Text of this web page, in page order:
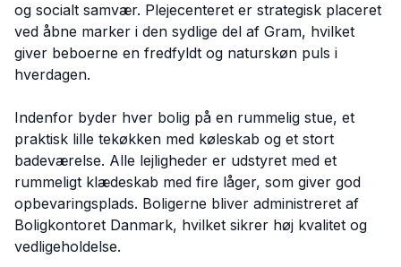
og socialt samvær. Plejecenteret er strategisk placeret
ved åbne marker i den sydlige del af Gram, hvilket
giver beboerne en fredfyldt og naturskøn puls i
hverdagen.
Indenfor byder hver bolig på en rummelig stue, et
praktisk lille tekøkken med køleskab og et stort
badeværelse. Alle lejligheder er udstyret med et
rummeligt klædeskab med fire låger, som giver god
opbevaringsplads. Boligerne bliver administreret af
Boligkontoret Danmark, hvilket sikrer høj kvalitet og
vedligeholdelse.